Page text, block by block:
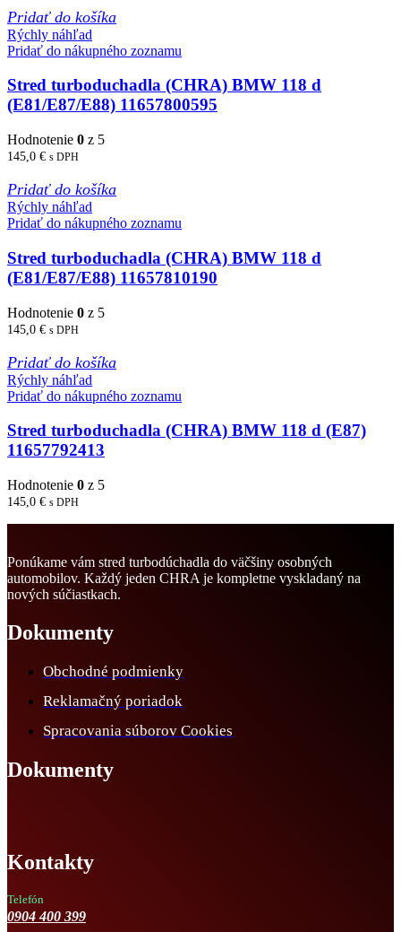
Pridať do košíka
Rýchly náhľad
Pridať do nákupného zoznamu
Stred turboduchadla (CHRA) BMW 118 d
(E81/E87/E88) 11657800595
Hodnotenie 0 z 5
145,0 € s DPH
Pridať do košíka
Rýchly náhľad
Pridať do nákupného zoznamu
Stred turboduchadla (CHRA) BMW 118 d
(E81/E87/E88) 11657810190
Hodnotenie 0 z 5
145,0 € s DPH
Pridať do košíka
Rýchly náhľad
Pridať do nákupného zoznamu
Stred turboduchadla (CHRA) BMW 118 d (E87)
11657792413
Hodnotenie 0 z 5
145,0 € s DPH
Ponúkame vám stred turbodúchadla do väčšiny osobných
automobilov. Každý jeden CHRA je kompletne vyskladaný na
nových súčiastkach.
Dokumenty
Obchodné podmienky
Reklamačný poriadok
Spracovania súborov Cookies
Dokumenty
Kontakty
Telefón
0904 400 399